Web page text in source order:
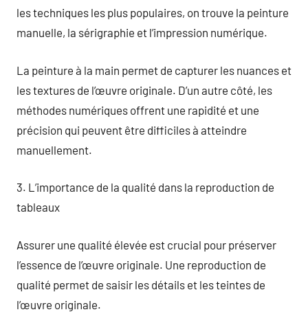
les techniques les plus populaires, on trouve la peinture
manuelle, la sérigraphie et l’impression numérique.
La peinture à la main permet de capturer les nuances et
les textures de l’œuvre originale. D’un autre côté, les
méthodes numériques offrent une rapidité et une
précision qui peuvent être difficiles à atteindre
manuellement.
3. L’importance de la qualité dans la reproduction de
tableaux
Assurer une qualité élevée est crucial pour préserver
l’essence de l’œuvre originale. Une reproduction de
qualité permet de saisir les détails et les teintes de
l’œuvre originale.